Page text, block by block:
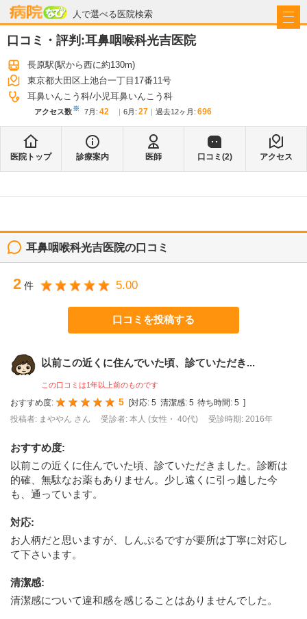
人で選べる医院検索
病院なび
口コミ・評判:耳鼻咽喉科光吉医院
長原駅(駅から西に約130m)
東京都大田区上池台一丁目17番11号
耳鼻いんこう科 小児耳鼻いんこう科
アクセス数※ 7月 : 42 6月 : 27 過去12ヶ月: 696
医院トップ 診療案内 医師 口コミ(2) アクセス
耳鼻咽喉科光吉医院の口コミ
2 件 5.00
口コミを投稿する
以前この近くに住んでいた頃、診ていただき...
この口コミは1年以上前のものです
おすすめ度: 5 [対応: 5 清潔感: 5 待ち時間: 5 ]
投稿者: まややん さん
受診者: 本人 (女性・ 40代) 受診時期: 2016年
おすすめ度:
以前この近くに住んでいた頃、診ていただきました。診断は
的確、無駄なお薬もありません。少し遠くに引っ越した今
も、通っています。
対応:
お人柄だと思いますが、しんぷるですが要所は丁寧に対応し
て下さいます。
清潔感:
清潔感について違和感を感じることはありませんでした。